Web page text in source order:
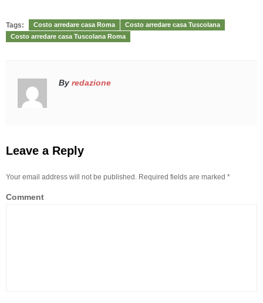
Tags: Costo arredare casa Roma
Costo arredare casa Tuscolana
Costo arredare casa Tuscolana Roma
By redazione
Leave a Reply
Your email address will not be published. Required fields are marked *
Comment